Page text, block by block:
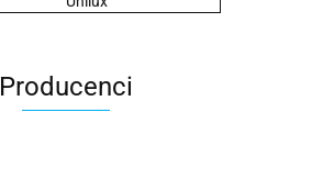
Producenci